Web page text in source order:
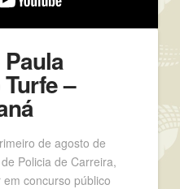
–
de agosto de
Policia de Carreira,
concurso público